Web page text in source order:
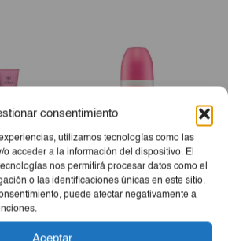
consentimiento
utilizamos tecnologías como las
acceder a la información del dispositivo. El
nos permitirá procesar datos como el
o las identificaciones únicas en este sitio.
puede afectar negativamente a
Aceptar
Gel +
Desodorante Rosa
Mosqueta Roll On IE 75 Ml
€2,20